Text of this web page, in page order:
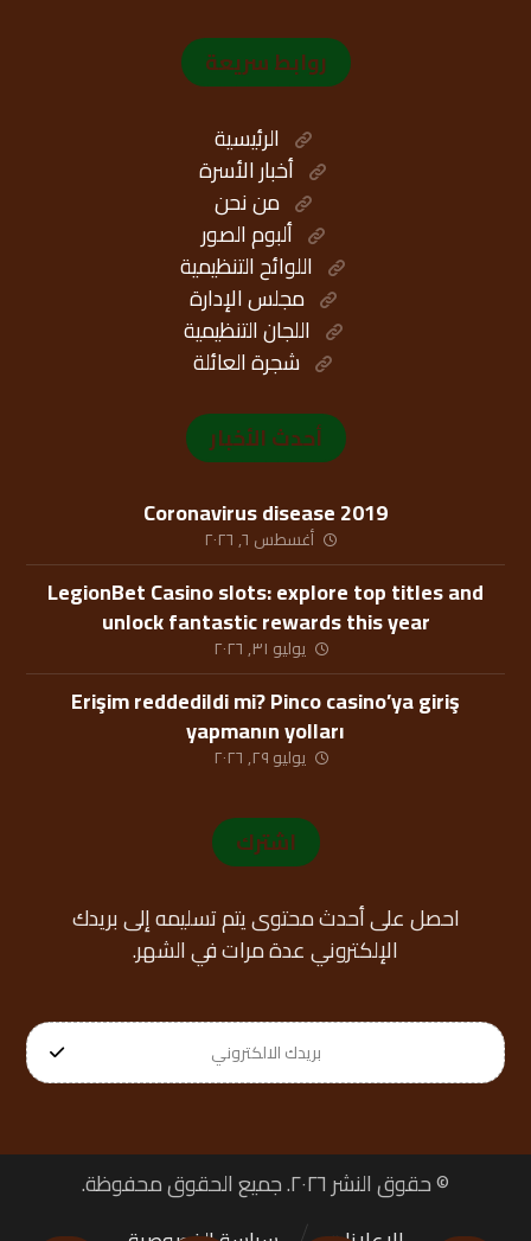
روابط سريعة
الرئيسية
أخبار الأسرة
من نحن
ألبوم الصور
اللوائح التنظيمية
مجلس الإدارة
اللجان التنظيمية
شجرة العائلة
أحدث الأخبار
Coronavirus disease 2019
أغسطس ٦, ٢٠٢٦
LegionBet Casino slots: explore top titles and
unlock fantastic rewards this year
يوليو ٣١, ٢٠٢٦
Erişim reddedildi mi? Pinco casino’ya giriş
yapmanın yolları
يوليو ٢٩, ٢٠٢٦
اشترك
احصل على أحدث محتوى يتم تسليمه إلى بريدك
الإلكتروني عدة مرات في الشهر.
© حقوق النشر ٢٠٢٦. جميع الحقوق محفوظة.